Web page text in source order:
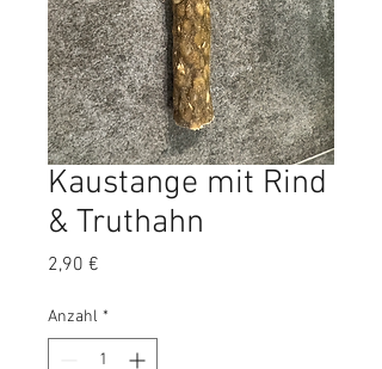
Kaustange mit Rind
& Truthahn
2,90 €
Anzahl *